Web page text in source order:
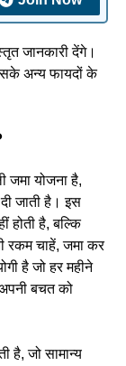
जानकारी देंगे।
अन्य फायदों के
जमा योजना है,
जाती है। इस
होती है, बल्कि
रकम चाहें, जमा कर
है जो हर महीने
बचत को
है, जो सामान्य